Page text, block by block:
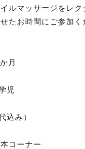
ルマッサージをレク
たお時間にご参加く
月
児
込み）
コーナー